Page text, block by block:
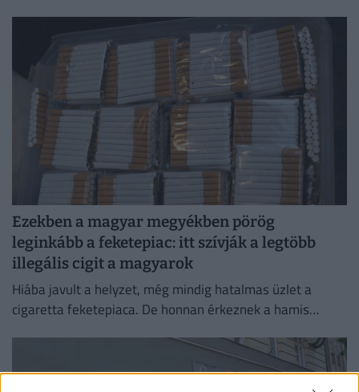
Ezekben a magyar megyékben pörög
leginkább a feketepiac: itt szívják a legtöbb
illegális cigit a magyarok
Hiába javult a helyzet, még mindig hatalmas üzlet a
cigaretta feketepiaca. De honnan érkeznek a hamis